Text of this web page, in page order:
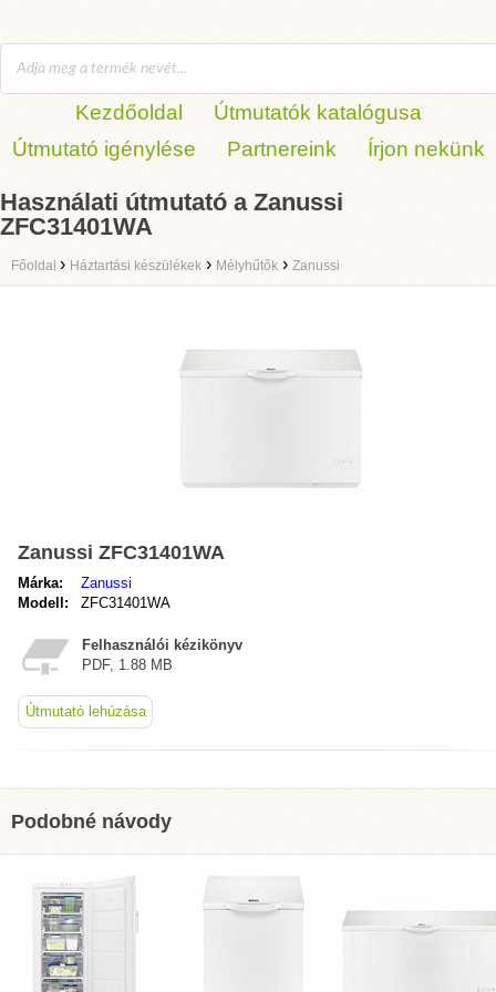
Kezdőoldal
Útmutatók katalógusa
Útmutató igénylése
Partnereink Írjon nekünk
Használati útmutató a Zanussi
ZFC31401WA
Főoldal › Háztartási készülékek › Mélyhűtők › Zanussi
Zanussi ZFC31401WA
Márka:
Zanussi
Modell:
ZFC31401WA
Felhasználói kézikönyv
PDF, 1.88 MB
Útmutató lehúzása
Podobné návody